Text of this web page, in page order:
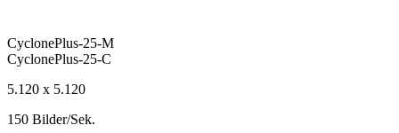
CyclonePlus-25-M
CyclonePlus-25-C
5.120 x 5.120
150 Bilder/Sek.